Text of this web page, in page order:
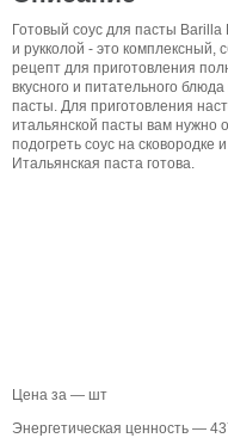
Готовый соус для пасты Barilla
и рукколой - это комплексный,
рецепт для приготовления
вкусного и питательного
пасты. Для приготовления
итальянской пасты вам нужно
подогреть соус на сковородке
Итальянская паста готова.
Цена за — шт
Энергетическая ценность —